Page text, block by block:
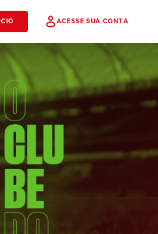
ACESSE SUA CONTA